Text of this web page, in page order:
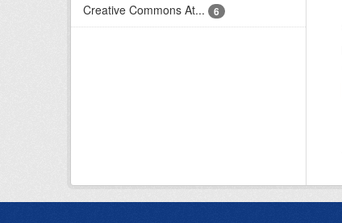
Creative Commons At...
6